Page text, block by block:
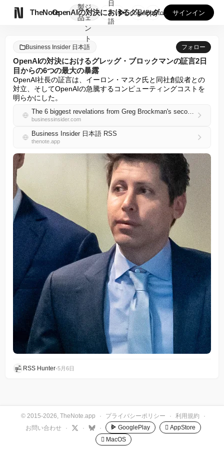
TheNote
製
品
ジ
ェ
ン
ト
OpenAIの対決におけるグレッグ・ブロックマンの証言2日目...
日
本
語
GooglePlay
AppStore サインイン
Business Insider 日本語 フォロー
OpenAIの対決におけるグレッグ・ブロックマンの証言2日
目からの6つの最大の暴露
OpenAI社長の証言は、イーロン・マスク氏と同社創設者との
対立、そしてOpenAIの急騰するコンピューティングコストを
明らかにした。
The 6 biggest revelations from Greg Brockman's second day of testimony in the OpenAI showdown
businessinsider.com
Business Insider 日本語 RSS
thenote.app
RSS Hunter•5月6日
© 2015-2026, TheNote.app · プライバシーポリシー · 利用規約
·
お問い合わせ
· · · GooglePlay
 AppStore
 MacOS